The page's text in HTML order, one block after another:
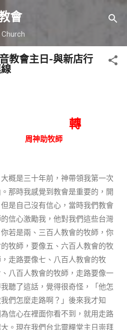
主要內容
會
教會主日-與新店行
轉
周神助牧師
是三十年前，神帶領我第一次
那時我感覺到教會是重要的，開
是自己沒有信心，當時我們教會
信心激勵我，他對我們這些台灣
若是兩、三百人教會的牧師，你
牧師，要像五、六百人教會的牧
走路要像七、八百人教會的牧
八百人教會的牧師，走路要像一
聽了這話，覺得很奇怪，「他怎
們怎麼走路啊？」後來我才知
信心在裡面你看不到，就用走路
。現在我們台北靈糧堂主日崇拜